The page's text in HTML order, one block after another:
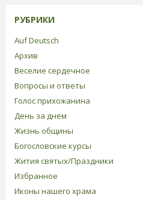
РУБРИКИ
Auf Deutsch
Архив
Веселие сердечное
Вопросы и ответы
Голос прихожанина
День за днем
Жизнь общины
Богословские курсы
Жития святых/Праздники
Избранное
Иконы нашего храма